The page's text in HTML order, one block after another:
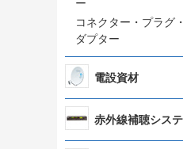
ー
コネクター・プラグ
ダプター
電設資材
赤外線補聴シス